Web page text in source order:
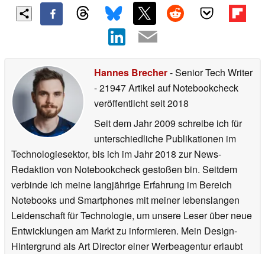
Hannes Brecher- Senior Tech Writer
- 21947 Artikel auf Notebookcheck
veröffentlichtseit 2018
Seit dem Jahr 2009 schreibe ich für
unterschiedliche Publikationen im
Technologiesektor, bis ich im Jahr 2018 zur News-
Redaktion von Notebookcheck gestoßen bin. Seitdem
verbinde ich meine langjährige Erfahrung im Bereich
Notebooks und Smartphones mit meiner lebenslangen
Leidenschaft für Technologie, um unsere Leser über neue
Entwicklungen am Markt zu informieren. Mein Design-
Hintergrund als Art Director einer Werbeagentur erlaubt